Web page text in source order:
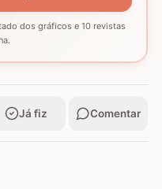
dos gráficos e 10 revistas
Já fiz Comentar